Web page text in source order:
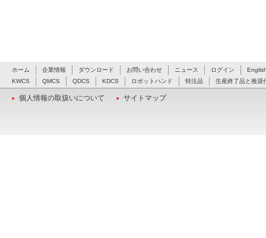
ホーム 企業情報 ダウンロード お問い合わせ ニュース ログイン
KWCS
QMCS QDCS KDCS ロボットハンド 特注品 生産終了品と推奨
個人情報の取扱いについて サイトマップ